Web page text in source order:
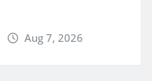
Aug 7, 2026